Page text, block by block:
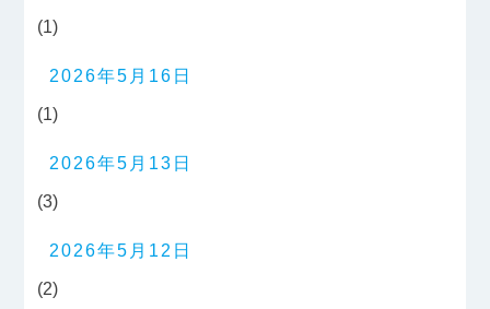
(1)
2026年5月16日
(1)
2026年5月13日
(3)
2026年5月12日
(2)